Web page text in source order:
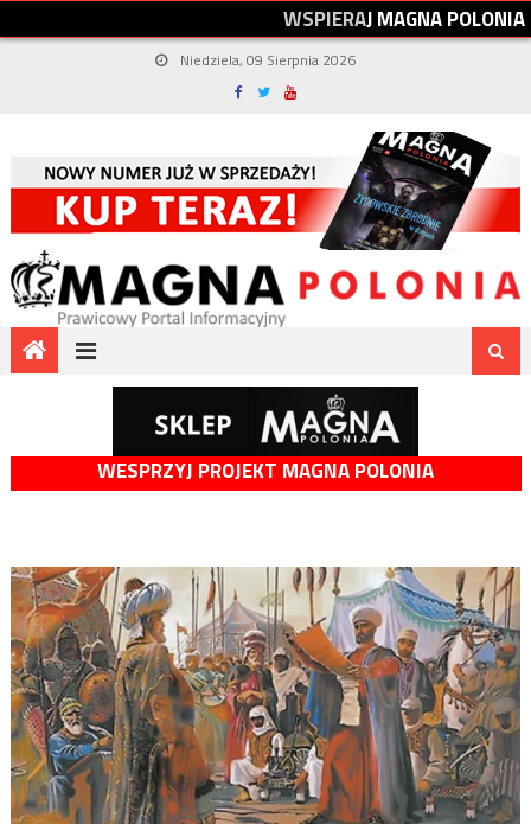
WSPIERAJMAGNAPOLONIA
Niedziela, 09 Sierpnia 2026
WESPRZYJ PROJEKT MAGNA POLONIA